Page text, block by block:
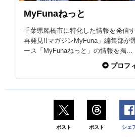
MyFunaねっと
千葉県船橋市に特化した情報を発信
再発見!!マガジンMyFuna」編集部が
ース「MyFunaねっと」の情報を掲...
プロフ
ポスト ポスト シェ